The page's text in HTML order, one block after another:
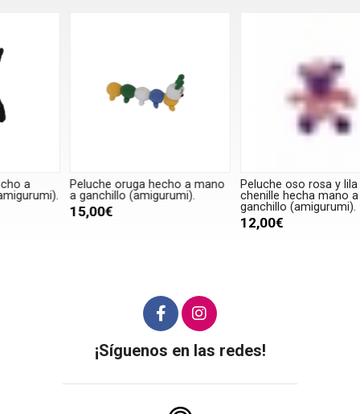
Peluche oruga hecho a mano
a ganchillo (amigurumi).
Peluche oso rosa y lila en lana
chenille hecha mano a
ganchillo (amigurumi).
¡Síguenos en las redes!